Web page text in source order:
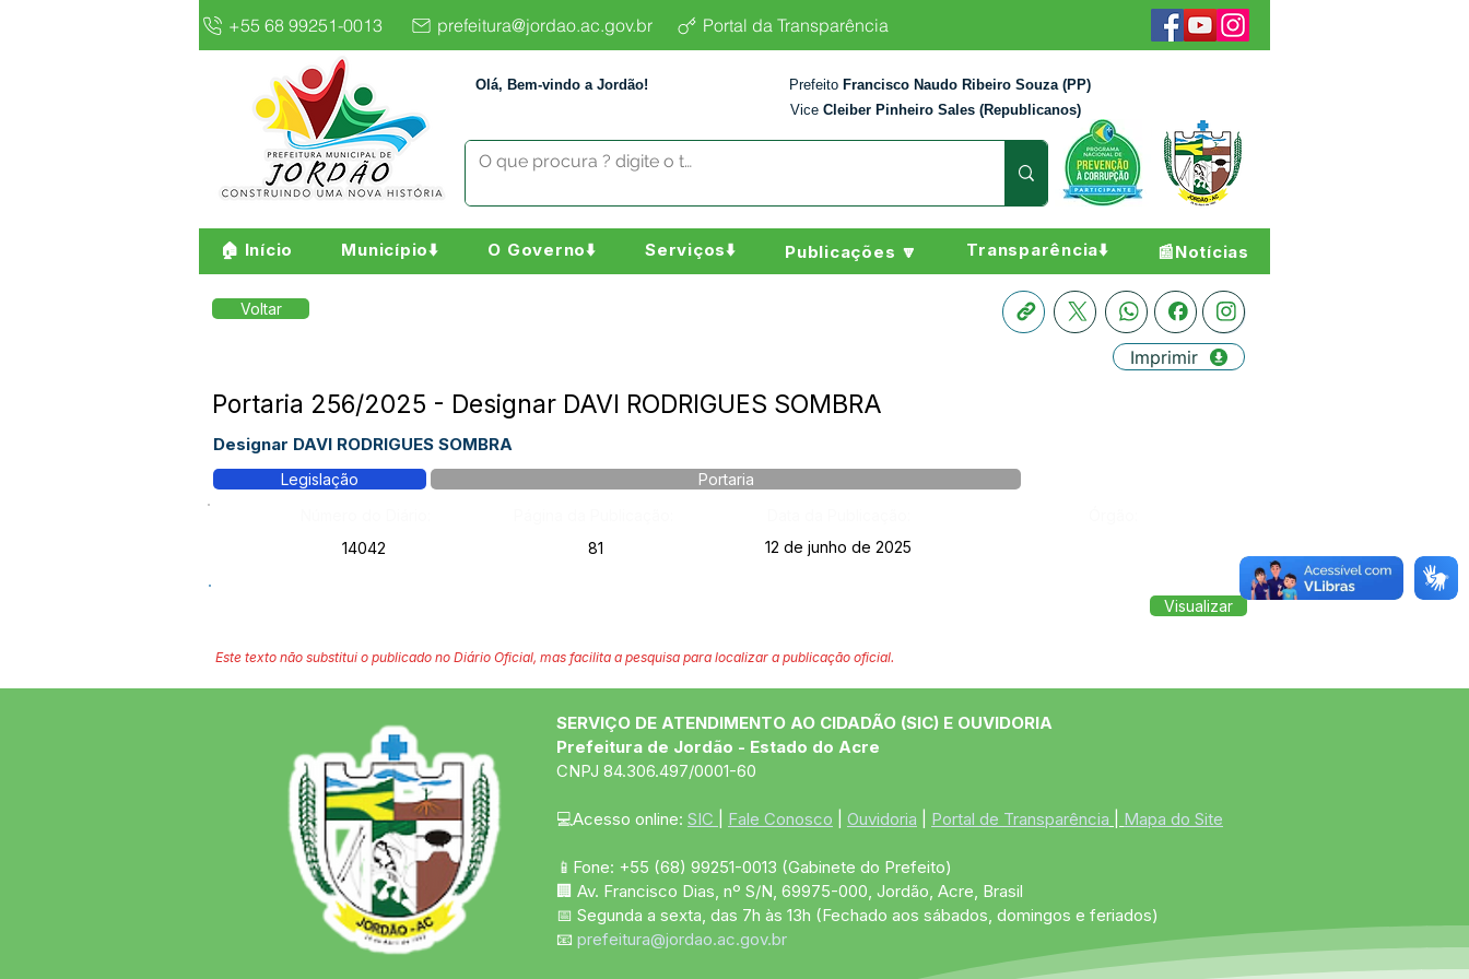
+55 68 99251-0013 prefeitura@jordao.ac.gov.br Portal da Transparência
Olá, Bem-vindo a Jordão! Prefeito Francisco Naudo Ribeiro Souza (PP)
Vice Cleiber Pinheiro Sales (Republicanos)
🏠 Início Município⬇️ O Governo⬇️ Serviços⬇️ Publicações 🔽 Transparência⬇️ 📰Notícias
Voltar
Imprimir
Portaria 256/2025 - Designar DAVI RODRIGUES SOMBRA
Designar DAVI RODRIGUES SOMBRA
Legislação
Portaria
14042
81 12 de junho de 2025
Visualizar
Este texto não substitui o publicado no Diário Oficial, mas facilita a pesquisa para localizar a publicação oficial.
SERVIÇO DE ATENDIMENTO AO CIDADÃO (SIC) E OUVIDORIA
Prefeitura de Jordão - Estado do Acre
CNPJ 84.306.497/0001-60
💻Acesso online: SIC Fale Conosco Ouvidoria Portal de Transparência Mapa do Site
📱Fone: +55 (68) 99251-0013 (Gabinete do Prefeito)
🏢 Av. Francisco Dias, nº S/N, 69975-000, Jordão, Acre, Brasil
📅 Segunda a sexta, das 7h às 13h (Fechado aos sábados, domingos e feriados)
📧 prefeitura@jordao.ac.gov.br